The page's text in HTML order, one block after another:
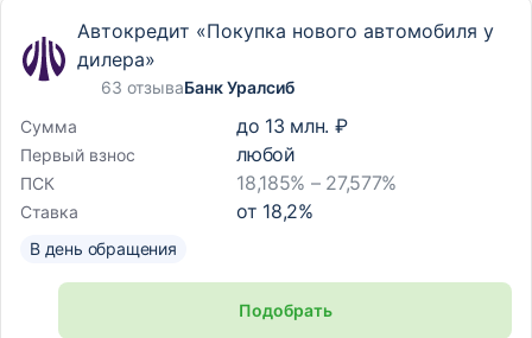
Автокредит «Покупка нового автомобиля у
дилера»
63 отзываБанк Уралсиб
Сумма
до 13 млн. ₽
Первый взнос любой
ПСК 18,185% – 27,577%
Ставка от 18,2%
В день обращения
Подобрать